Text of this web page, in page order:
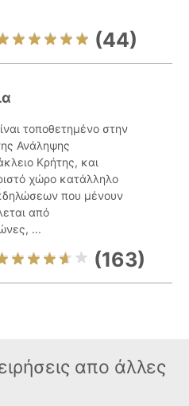
(44)
τοποθετημένο στην
Ανάληψης
Κρήτης, και
χώρο κατάλληλο
που μένουν
από
...
(163)
απο άλλες